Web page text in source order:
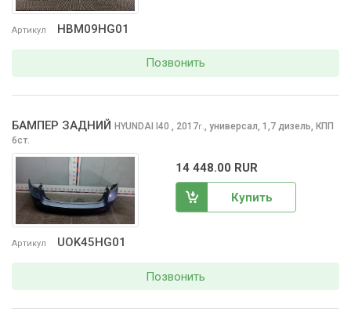
Артикул HBM09HG01
Позвонить
Артикул UOK45HG01
БАМПЕР ЗАДНИЙ HYUNDAI I40 , 2017г.
универсал, 1,7 дизель, КПП
6ст.
14 448.00 RUR
Купить
Позвонить